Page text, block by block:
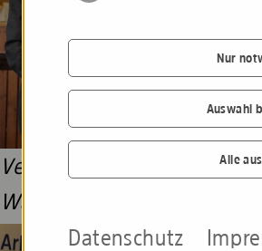
Verabschiedung des
Walter Rademacher
Nur
Auswahl
Alle
Datenschutz